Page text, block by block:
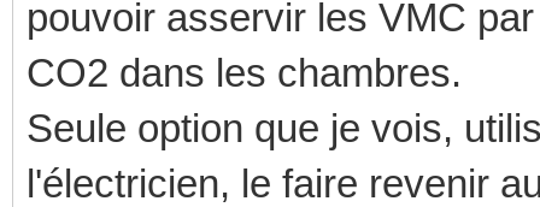
pouvoir asservir les VMC
CO2 dans les chambres.
Seule option que je vois,
l'électricien, le faire revenir